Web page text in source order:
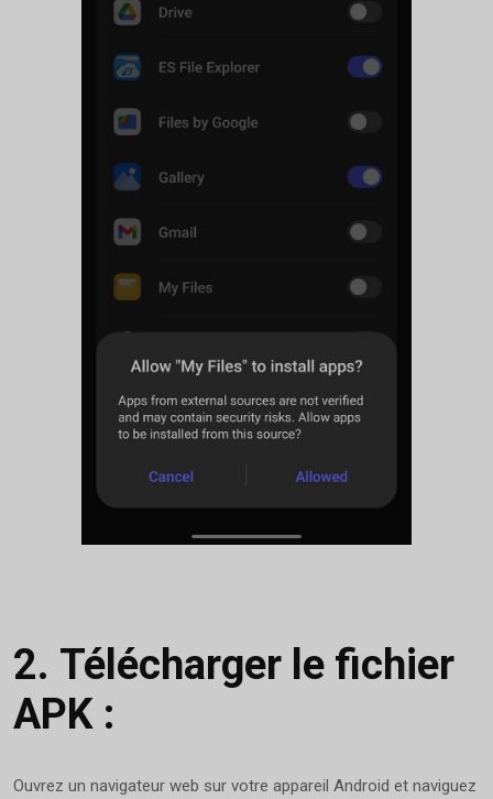
2. Télécharger le fichier
APK :
Ouvrez un navigateur web sur votre appareil Android et naviguez